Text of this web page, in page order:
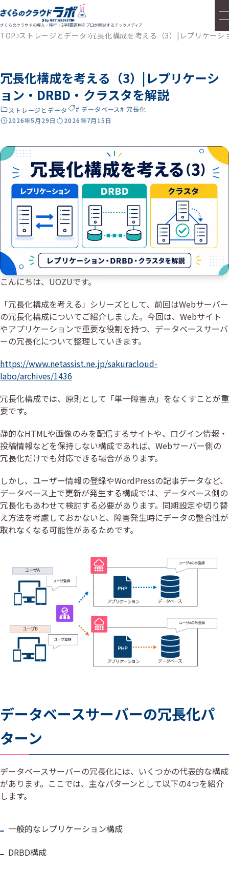
さくらのクラウドの導入・移行・24時間運用をプロが解説するテックメディア
TOP ストレージとデータ 冗長化構成を考える（3）|レプリケーシ
冗長化構成を考える（3）|レプリケーシ
ョン・DRBD・クラスタを解説
ストレージとデータ # データベース# 冗長化
2026年5月29日
2026年7月15日
こんにちは、UOZUです。
「冗長化構成を考える」シリーズとして、前回はWebサーバー
の冗長化構成についてご紹介しました。今回は、Webサイト
やアプリケーションで重要な役割を持つ、データベースサーバ
ーの冗長化について整理していきます。
https://www.netassist.ne.jp/sakuracloud-
labo/archives/1436
冗長化構成では、原則として「単一障害点」をなくすことが重
要です。
静的なHTMLや画像のみを配信するサイトや、ログイン情報・
投稿情報などを保持しない構成であれば、Webサーバー側の
冗長化だけでも対応できる場合があります。
しかし、ユーザー情報の登録やWordPressの記事データなど、
データベース上で更新が発生する構成では、データベース側の
冗長化もあわせて検討する必要があります。同期設定や切り替
え方法を考慮しておかないと、障害発生時にデータの整合性が
取れなくなる可能性があるためです。
データベースサーバーの冗長化パ
ターン
データベースサーバーの冗長化には、いくつかの代表的な構成
があります。ここでは、主なパターンとして以下の4つを紹介
します。
一般的なレプリケーション構成
DRBD構成